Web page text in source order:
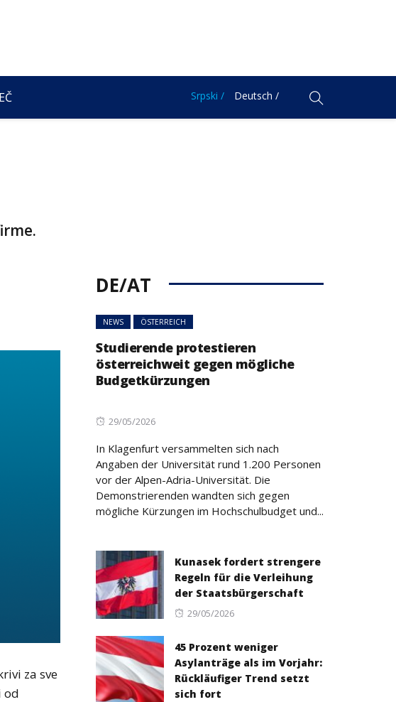
Srpski / Deutsch /
za sve
od
DE/AT
NEWS ÖSTERREICH
Studierende protestieren
österreichweit gegen mögliche
Budgetkürzungen
Posted
29/05/2026
In Klagenfurt versammelten sich nach
Angaben der Universität rund 1.200 Personen
vor der Alpen-Adria-Universität. Die
Demonstrierenden wandten sich gegen
mögliche Kürzungen im Hochschulbudget und...
Kunasek fordert strengere
Regeln für die Verleihung
der Staatsbürgerschaft
Posted
29/05/2026
45 Prozent weniger
Asylanträge als im Vorjahr:
Rückläufiger Trend setzt
sich fort